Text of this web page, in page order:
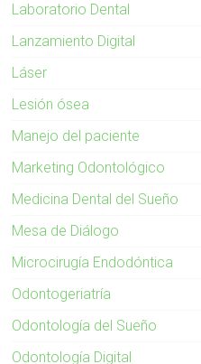
Laboratorio Dental
Lanzamiento Digital
Láser
Lesión ósea
Manejo del paciente
Marketing Odontológico
Medicina Dental del Sueño
Mesa de Diálogo
Microcirugía Endodóntica
Odontogeriatría
Odontología del Sueño
Odontología Digital